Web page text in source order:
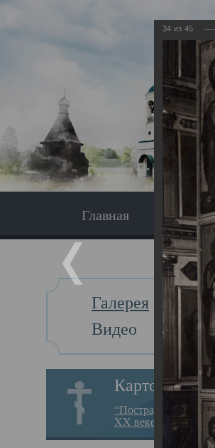
Главная
Галерея
Видео
Картотека
“Пострадавшие за
XX веке на Севере”
34 из 45